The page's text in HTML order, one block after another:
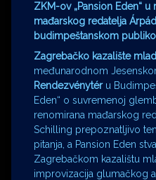
ZKM-ov „Pansion Eden“
mađarskog redatelja
budimpeštanskom
Zagrebačko kazalište
međunarodnom
Rendezvénytéru
Eden“ o suvremenoj
renomirana mađarskog
Schilling prepoznatljivo
pitanja, a Pansion Eden
Zagrebačkom kazalištu
improvizacija glumačkog